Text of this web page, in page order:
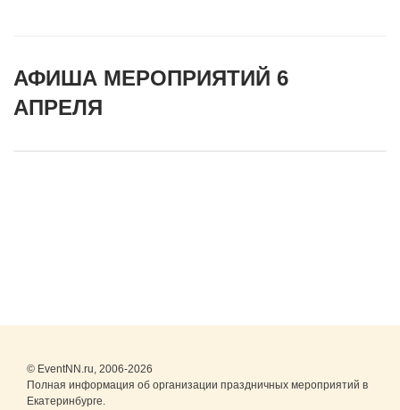
АФИША МЕРОПРИЯТИЙ 6
АПРЕЛЯ
© EventNN.ru, 2006-2026
Полная информация об организации праздничных мероприятий в
Екатеринбурге.